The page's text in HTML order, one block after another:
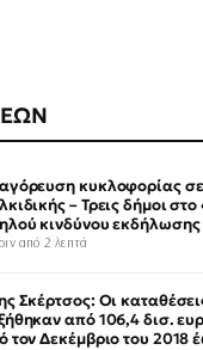
κυκλοφορίας σε
– Τρεις δήμοι
κινδύνου
από 2 λεπτά
Σκέρτσος: Οι
από 106,4 δισ.
τον Δεκέμβριο του 2018